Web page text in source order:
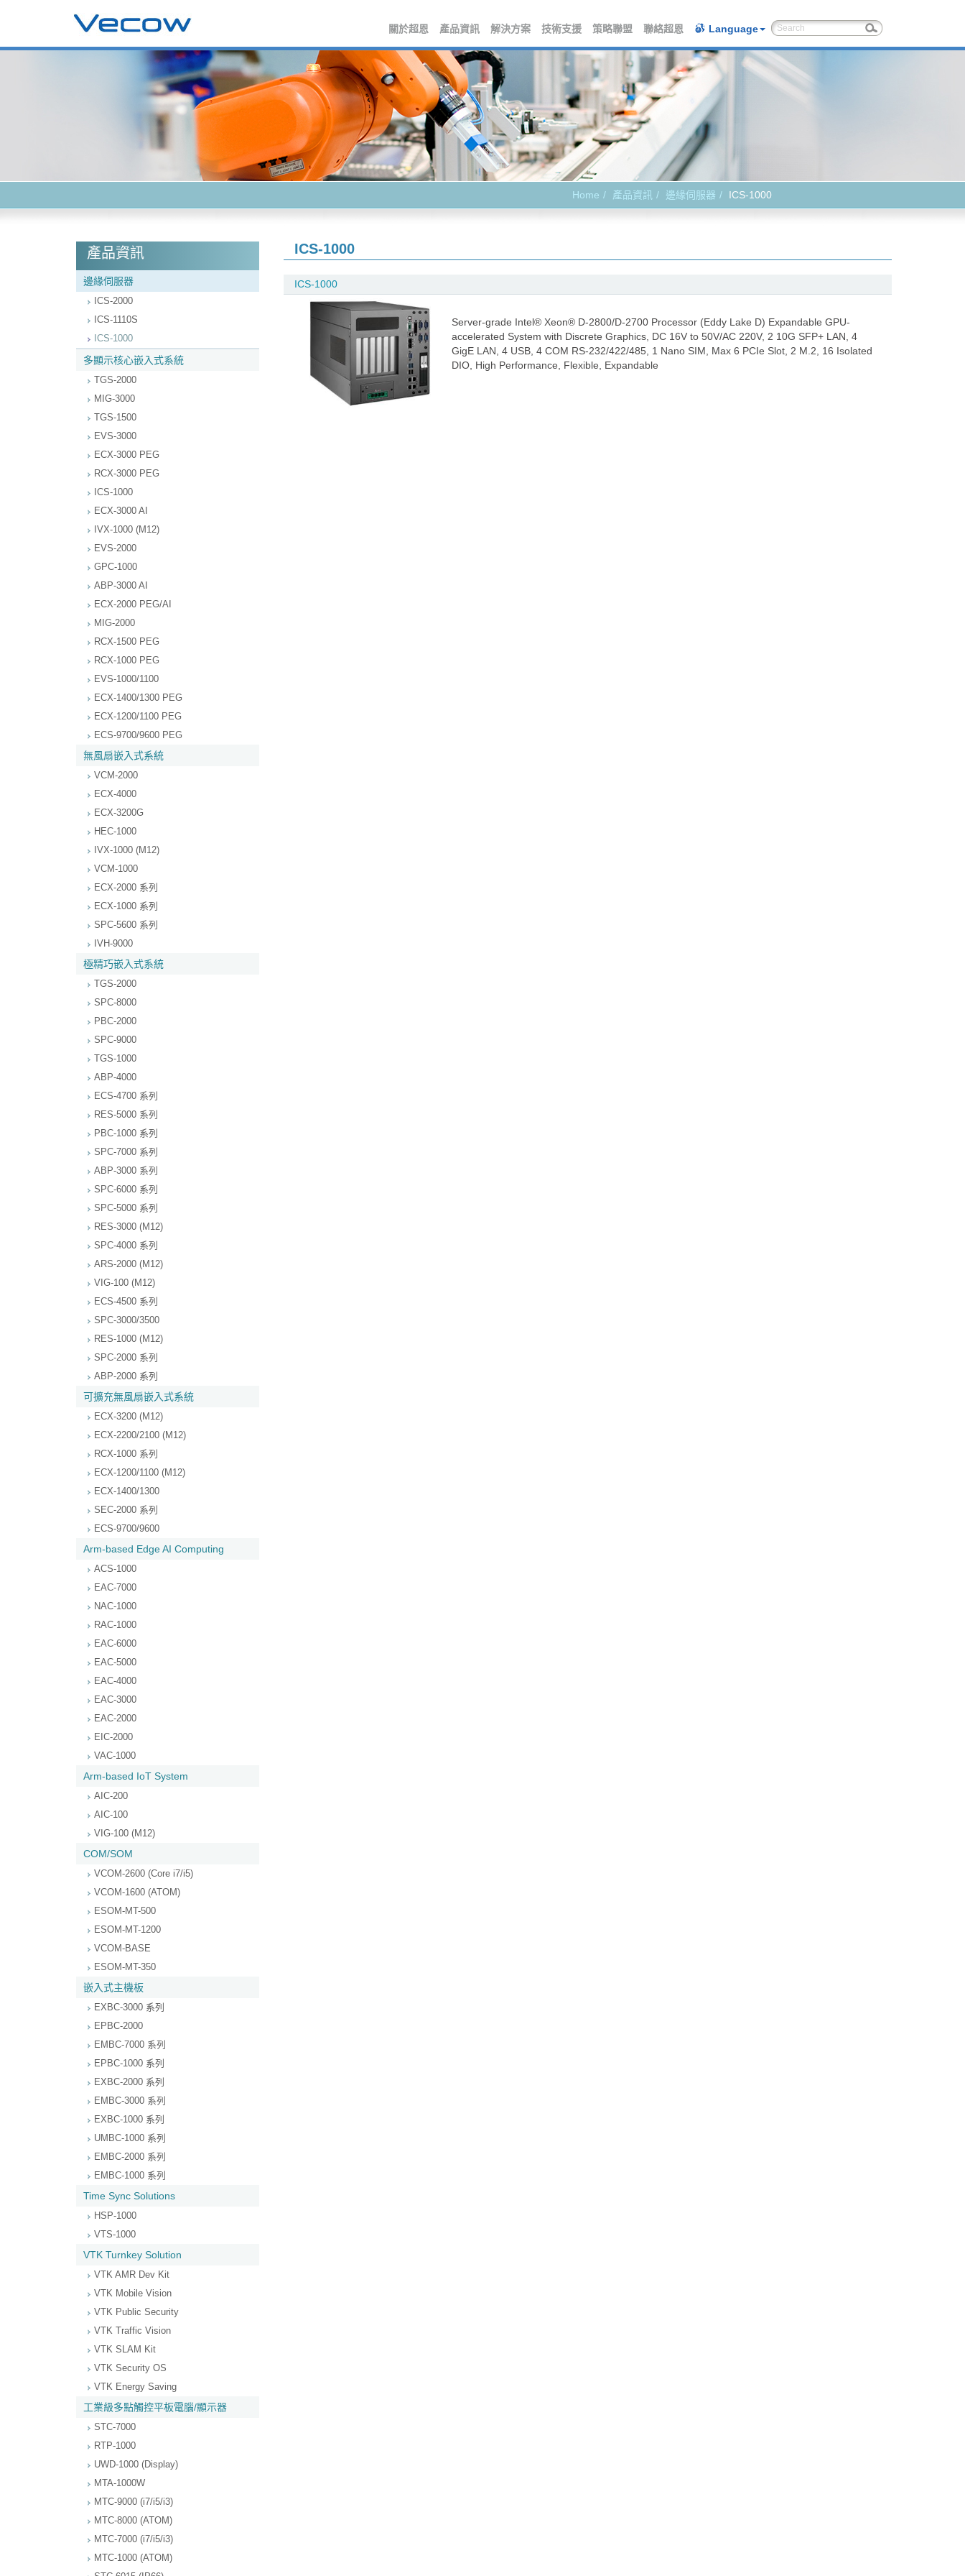
關於超恩 產品資訊 解決方案 技術支援 策略聯盟 聯絡超恩 Language
Home 產品資訊 邊緣伺服器 ICS-1000
產品資訊
邊緣伺服器
ICS-2000
ICS-1110S
ICS-1000
多顯示核心嵌入式系統
TGS-2000
MIG-3000
TGS-1500
EVS-3000
ECX-3000 PEG
RCX-3000 PEG
ICS-1000
ECX-3000 AI
IVX-1000 (M12)
EVS-2000
GPC-1000
ABP-3000 AI
ECX-2000 PEG/AI
MIG-2000
RCX-1500 PEG
RCX-1000 PEG
EVS-1000/1100
ECX-1400/1300 PEG
ECX-1200/1100 PEG
ECS-9700/9600 PEG
無風扇嵌入式系統
VCM-2000
ECX-4000
ECX-3200G
HEC-1000
IVX-1000 (M12)
VCM-1000
ECX-2000 系列
ECX-1000 系列
SPC-5600 系列
IVH-9000
極精巧嵌入式系統
TGS-2000
SPC-8000
PBC-2000
SPC-9000
TGS-1000
ABP-4000
ECS-4700 系列
RES-5000 系列
PBC-1000 系列
SPC-7000 系列
ABP-3000 系列
SPC-6000 系列
SPC-5000 系列
RES-3000 (M12)
SPC-4000 系列
ARS-2000 (M12)
VIG-100 (M12)
ECS-4500 系列
SPC-3000/3500
RES-1000 (M12)
SPC-2000 系列
ABP-2000 系列
可擴充無風扇嵌入式系統
ECX-3200 (M12)
ECX-2200/2100 (M12)
RCX-1000 系列
ECX-1200/1100 (M12)
ECX-1400/1300
SEC-2000 系列
ECS-9700/9600
Arm-based Edge AI Computing
ACS-1000
EAC-7000
NAC-1000
RAC-1000
EAC-6000
EAC-5000
EAC-4000
EAC-3000
EAC-2000
EIC-2000
VAC-1000
Arm-based IoT System
AIC-200
AIC-100
VIG-100 (M12)
COM/SOM
VCOM-2600 (Core i7/i5)
VCOM-1600 (ATOM)
ESOM-MT-500
ESOM-MT-1200
VCOM-BASE
ESOM-MT-350
嵌入式主機板
EXBC-3000 系列
EPBC-2000
EMBC-7000 系列
EPBC-1000 系列
EXBC-2000 系列
EMBC-3000 系列
EXBC-1000 系列
UMBC-1000 系列
EMBC-2000 系列
EMBC-1000 系列
Time Sync Solutions
HSP-1000
VTS-1000
VTK Turnkey Solution
VTK AMR Dev Kit
VTK Mobile Vision
VTK Public Security
VTK Traffic Vision
VTK SLAM Kit
VTK Security OS
VTK Energy Saving
工業級多點觸控平板電腦/顯示器
STC-7000
RTP-1000
UWD-1000 (Display)
MTA-1000W
MTC-9000 (i7/i5/i3)
MTC-8000 (ATOM)
MTC-7000 (i7/i5/i3)
MTC-1000 (ATOM)
ICS-1000
ICS-1000
Server-grade Intel® Xeon® D-2800/D-2700 Processor (Eddy Lake D) Expandable GPU-
accelerated System with Discrete Graphics, DC 16V to 50V/AC 220V, 2 10G SFP+ LAN, 4
GigE LAN, 4 USB, 4 COM RS-232/422/485, 1 Nano SIM, Max 6 PCIe Slot, 2 M.2, 16 Isolated
DIO, High Performance, Flexible, Expandable